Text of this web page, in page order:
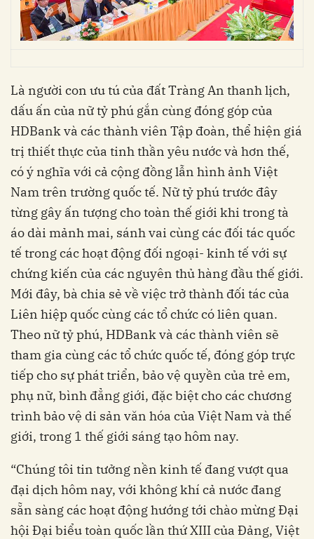
Là người con ưu tú của đất Tràng An thanh lịch,
dấu ấn của nữ tỷ phú gắn cùng đóng góp của
HDBank và các thành viên Tập đoàn, thể hiện giá
trị thiết thực của tinh thần yêu nước và hơn thế,
có ý nghĩa với cả cộng đồng lẫn hình ảnh Việt
Nam trên trường quốc tế. Nữ tỷ phú trước đây
từng gây ấn tượng cho toàn thế giới khi trong tà
áo dài mảnh mai, sánh vai cùng các đối tác quốc
tế trong các hoạt động đối ngoại- kinh tế với sự
chứng kiến của các nguyên thủ hàng đầu thế giới.
Mới đây, bà chia sẻ về việc trở thành đối tác của
Liên hiệp quốc cùng các tổ chức có liên quan.
Theo nữ tỷ phú, HDBank và các thành viên sẽ
tham gia cùng các tổ chức quốc tế, đóng góp trực
tiếp cho sự phát triển, bảo vệ quyền của trẻ em,
phụ nữ, bình đẳng giới, đặc biệt cho các chương
trình bảo vệ di sản văn hóa của Việt Nam và thế
giới, trong 1 thế giới sáng tạo hôm nay.
“Chúng tôi tin tưởng nền kinh tế đang vượt qua
đại dịch hôm nay, với không khí cả nước đang
sẵn sàng các hoạt động hướng tới chào mừng Đại
hội Đại biểu toàn quốc lần thứ XIII của Đảng, Việt